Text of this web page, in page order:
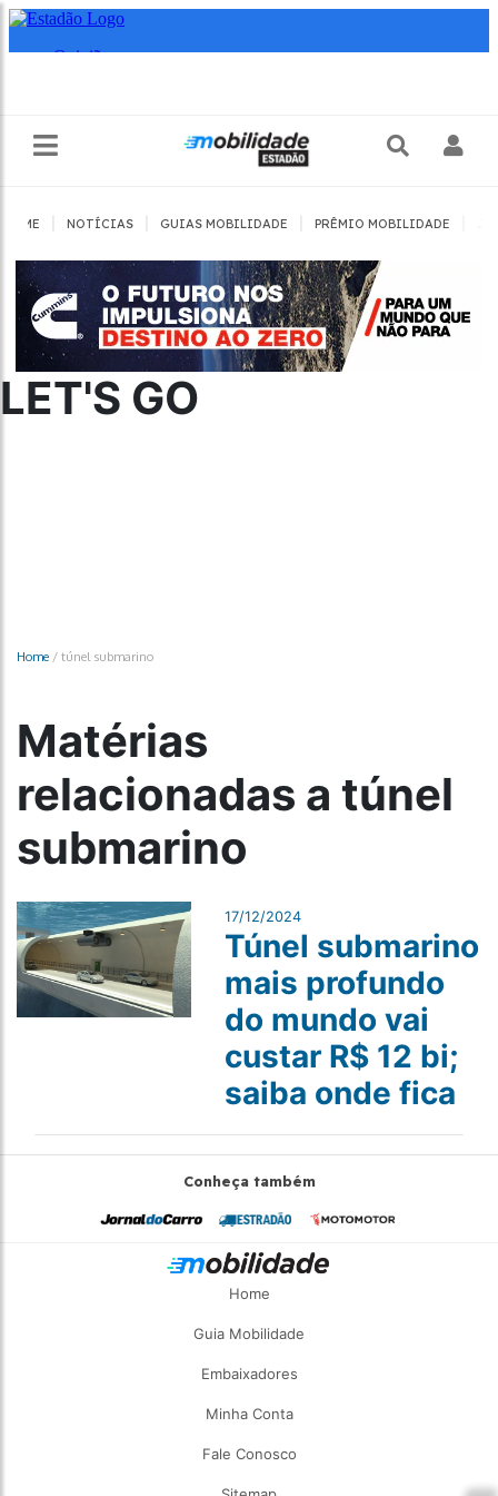
HOME NOTÍCIAS GUIAS MOBILIDADE PRÊMIO MOBILIDADE
LET'S GO
Home / túnel submarino
Matérias
relacionadas a túnel
submarino
17/12/2024
Túnel submarino
mais profundo
do mundo vai
custar R$ 12 bi;
saiba onde fica
Conheça também
Home
Guia Mobilidade
Embaixadores
Minha Conta
Fale Conosco